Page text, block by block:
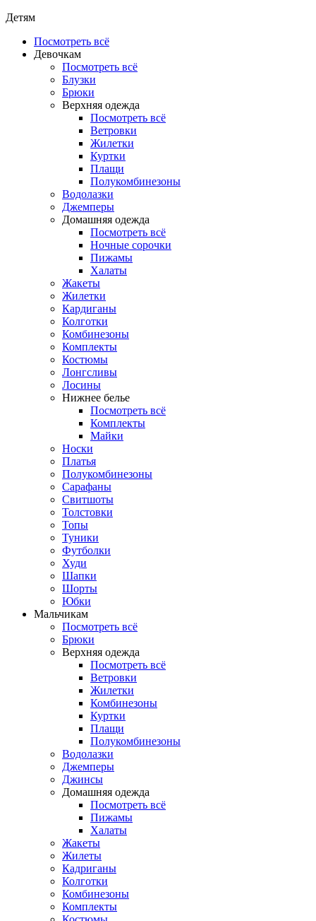
Детям
Посмотреть всё
Девочкам
Посмотреть всё
Блузки
Брюки
Верхняя одежда
Посмотреть всё
Ветровки
Жилетки
Куртки
Плащи
Полукомбинезоны
Водолазки
Джемперы
Домашняя одежда
Посмотреть всё
Ночные сорочки
Пижамы
Халаты
Жакеты
Жилетки
Кардиганы
Колготки
Комбинезоны
Комплекты
Костюмы
Лонгсливы
Лосины
Нижнее белье
Посмотреть всё
Комплекты
Майки
Носки
Платья
Полукомбинезоны
Сарафаны
Свитшоты
Толстовки
Топы
Туники
Футболки
Худи
Шапки
Шорты
Юбки
Мальчикам
Посмотреть всё
Брюки
Верхняя одежда
Посмотреть всё
Ветровки
Жилетки
Комбинезоны
Куртки
Плащи
Полукомбинезоны
Водолазки
Джемперы
Джинсы
Домашняя одежда
Посмотреть всё
Пижамы
Халаты
Жакеты
Жилеты
Кадриганы
Колготки
Комбинезоны
Комплекты